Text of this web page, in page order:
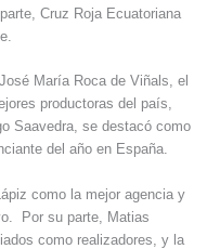
Cruz Roja Ecuatoriana
María Roca de Viñals, el
productoras del país,
Saavedra, se destacó como
del año en España.
como la mejor agencia y
Por su parte, Matias
como realizadores, y la